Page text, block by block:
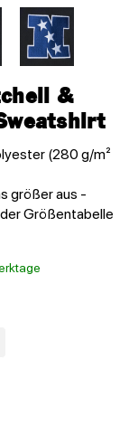
&
(280 g/m²
größer aus -
Größentabelle